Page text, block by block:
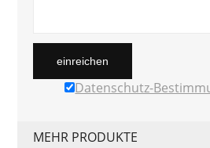
einreichen
Datenschutz-
MEHR PRODUKTE